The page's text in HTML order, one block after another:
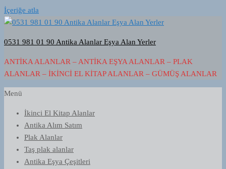
İçeriğe atla
0531 981 01 90 Antika Alanlar Eşya Alan Yerler
ANTIKA ALANLAR – ANTIKA EŞYA ALANLAR – PLAK
ALANLAR – İKINCI EL KITAP ALANLAR – GÜMÜŞ ALANLAR
Menü
İkinci El Kitap Alanlar
Antika Alım Satım
Plak Alanlar
Taş plak alanlar
Antika Eşya Çeşitleri